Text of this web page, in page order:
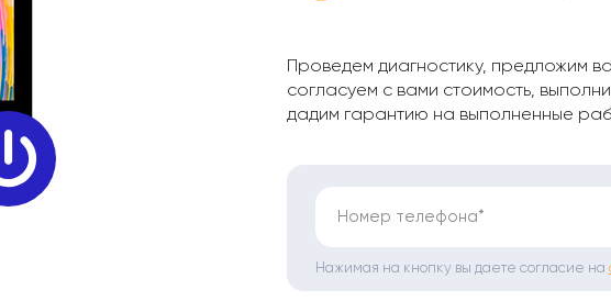
Проведем диагностику, предложим
согласуем с вами стоимость,
дадим гарантию на выполненные
Номер телефона*
Нажимая на кнопку вы даете согласие на